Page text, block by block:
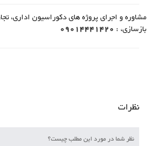
مشاوره و اجرای پروژه های دکوراسیون اداری،
بازسازی، : 09014441420
نظرات
نظر شما در مورد این مطلب چیست؟